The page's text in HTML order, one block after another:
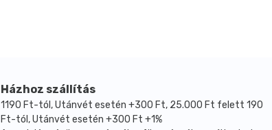
Házhoz szállítás
1190 Ft-tól, Utánvét esetén +300 Ft, 25.000 Ft felett 190
Ft-tól, Utánvét esetén +300 Ft +1%